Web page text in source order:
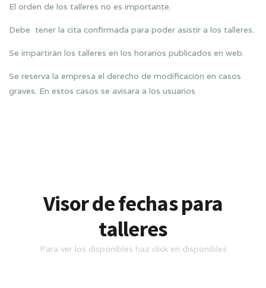
El orden de los talleres no es importante.
Debe tener la cita confirmada para poder asistir a los talleres.
Se impartirán los talleres en los horarios publicados en web.
Se reserva la empresa el derecho de modificación en casos
graves. En estos casos se avisara a los usuarios
Visor de fechas para
talleres
Para ver los disponibles haz click en disponibles